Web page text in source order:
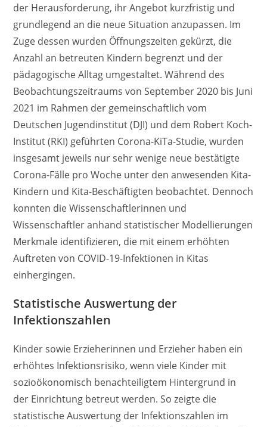
der Herausforderung, ihr Angebot kurzfristig und
grundlegend an die neue Situation anzupassen. Im
Zuge dessen wurden Öffnungszeiten gekürzt, die
Anzahl an betreuten Kindern begrenzt und der
pädagogische Alltag umgestaltet. Während des
Beobachtungszeitraums von September 2020 bis Juni
2021 im Rahmen der gemeinschaftlich vom
Deutschen Jugendinstitut (DJI) und dem Robert Koch-
Institut (RKI) geführten Corona-KiTa-Studie, wurden
insgesamt jeweils nur sehr wenige neue bestätigte
Corona-Fälle pro Woche unter den anwesenden Kita-
Kindern und Kita-Beschäftigten beobachtet. Dennoch
konnten die Wissenschaftlerinnen und
Wissenschaftler anhand statistischer Modellierungen
Merkmale identifizieren, die mit einem erhöhten
Auftreten von COVID-19-Infektionen in Kitas
einhergingen.
Statistische Auswertung der
Infektionszahlen
Kinder sowie Erzieherinnen und Erzieher haben ein
erhöhtes Infektionsrisiko, wenn viele Kinder mit
sozioökonomisch benachteiligtem Hintergrund in
der Einrichtung betreut werden. So zeigte die
statistische Auswertung der Infektionszahlen im